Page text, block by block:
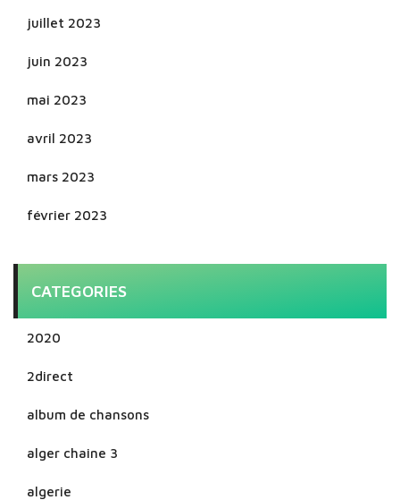
juillet 2023
juin 2023
mai 2023
avril 2023
mars 2023
février 2023
CATEGORIES
2020
2direct
album de chansons
alger chaine 3
algerie